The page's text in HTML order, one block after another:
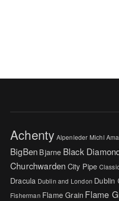
Achenty Alpenleder Michl
BigBenBjarne Black
ChurchwardenCity Pipe
Dracula Dublin and London Dublin
Fisherman Flame Grain Flame